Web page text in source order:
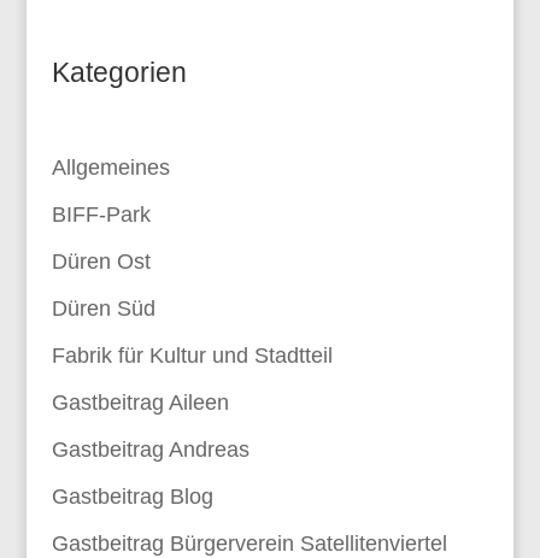
Kategorien
Allgemeines
BIFF-Park
Düren Ost
Düren Süd
Fabrik für Kultur und Stadtteil
Gastbeitrag Aileen
Gastbeitrag Andreas
Gastbeitrag Blog
Gastbeitrag Bürgerverein Satellitenviertel